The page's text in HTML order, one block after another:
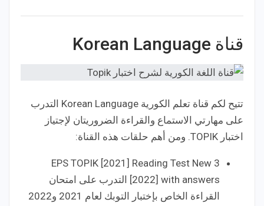
قناة Korean Language
تتيح لكم قناة تعلم الكورية Korean Language التدرب
على مهارتي الاستماع والقراءة الضروريتان لإجتياز
اختبار TOPIK. ومن أهم حلقات هذه القناة:
EPS TOPIK [2021] Reading Test New 3
[2022] with answers التدرب على امتحان
القراءة الخاص بإختبار التوبك لعام 2021 و2022